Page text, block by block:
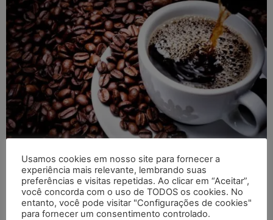
No dia 14 de abril é celebrado o dia mundial do café. A
segunda bebida mais consumida no planeta. O Brasil é
responsável por cerca de 30% da exportação mundial,
tendo como seu principal fornecedor o sul de Minas
Usamos cookies em nosso site para fornecer a
experiência mais relevante, lembrando suas
preferências e visitas repetidas. Ao clicar em “Aceitar”,
você concorda com o uso de TODOS os cookies. No
entanto, você pode visitar "Configurações de cookies"
para fornecer um consentimento controlado.